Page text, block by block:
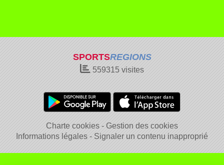
SPORTSREGIONS
559315 visites
Charte cookies
Gestion des cookies
Informations légales
Signaler un contenu inapproprié